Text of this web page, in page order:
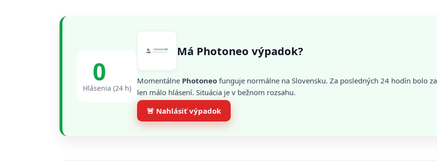
0
Hlásenia (24 h)
Má Photoneo výpadok?
Momentálne Photoneo funguje normálne na Slovensku. Za posledných 24 hodín bolo
len málo hlásení. Situácia je v bežnom rozsahu.
🚨 Nahlásiť výpadok